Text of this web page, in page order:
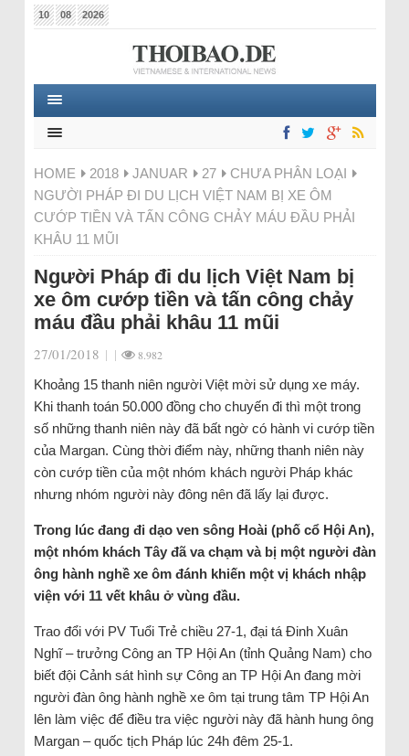
10 08 2026
HOME 2018 JANUAR 27
CHƯA PHÂN LOẠI
NGƯỜI PHÁP ĐI DU LỊCH VIỆT NAM BỊ XE ÔM
CƯỚP TIỀN VÀ TẤN CÔNG CHẢY MÁU ĐẦU PHẢI
KHÂU 11 MŨI
Người Pháp đi du lịch Việt Nam bị
xe ôm cướp tiền và tấn công chảy
máu đầu phải khâu 11 mũi
27/01/2018 | | 8.982
Khoảng 15 thanh niên người Việt mời sử dụng xe máy.
Khi thanh toán 50.000 đồng cho chuyến đi thì một trong
số những thanh niên này đã bất ngờ có hành vi cướp tiền
của Margan. Cùng thời điểm này, những thanh niên này
còn cướp tiền của một nhóm khách người Pháp khác
nhưng nhóm người này đông nên đã lấy lại được.
Trong lúc đang đi dạo ven sông Hoài (phố cổ Hội An),
một nhóm khách Tây đã va chạm và bị một người đàn
ông hành nghề xe ôm đánh khiến một vị khách nhập
viện với 11 vết khâu ở vùng đầu.
Trao đổi với PV Tuổi Trẻ chiều 27-1, đại tá Đinh Xuân
Nghĩ – trưởng Công an TP Hội An (tỉnh Quảng Nam) cho
biết đội Cảnh sát hình sự Công an TP Hội An đang mời
người đàn ông hành nghề xe ôm tại trung tâm TP Hội An
lên làm việc để điều tra việc người này đã hành hung ông
Margan – quốc tịch Pháp lúc 24h đêm 25-1.